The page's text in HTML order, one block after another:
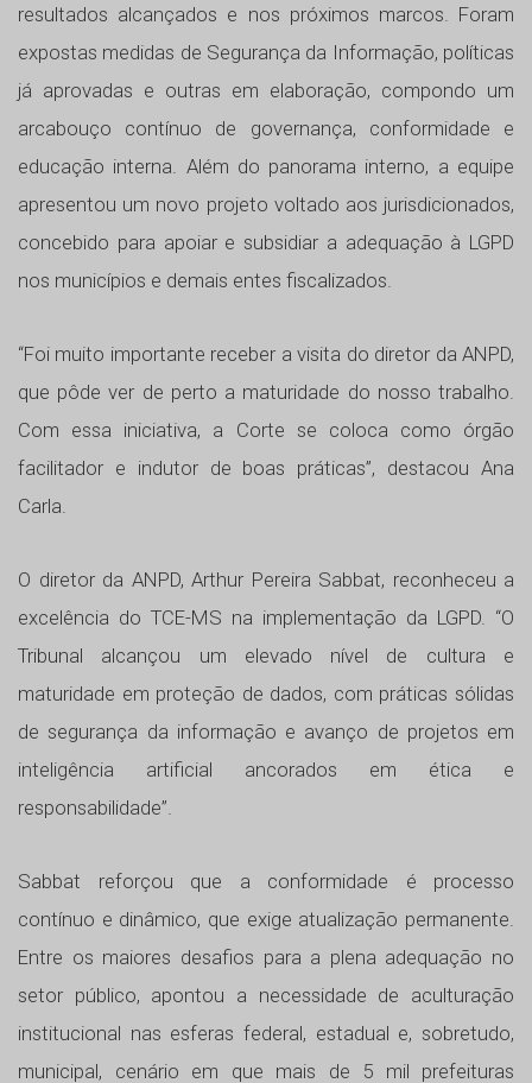
resultados alcançados e nos próximos marcos. Foram
expostas medidas de Segurança da Informação, políticas
já aprovadas e outras em elaboração, compondo um
arcabouço contínuo de governança, conformidade e
educação interna. Além do panorama interno, a equipe
apresentou um novo projeto voltado aos jurisdicionados,
concebido para apoiar e subsidiar a adequação à LGPD
nos municípios e demais entes fiscalizados.
“Foi muito importante receber a visita do diretor da ANPD,
que pôde ver de perto a maturidade do nosso trabalho.
Com essa iniciativa, a Corte se coloca como órgão
facilitador e indutor de boas práticas”, destacou Ana
Carla.
O diretor da ANPD, Arthur Pereira Sabbat, reconheceu a
excelência do TCE-MS na implementação da LGPD. “O
Tribunal alcançou um elevado nível de cultura e
maturidade em proteção de dados, com práticas sólidas
de segurança da informação e avanço de projetos em
inteligência artificial ancorados em ética e
responsabilidade”.
Sabbat reforçou que a conformidade é processo
contínuo e dinâmico, que exige atualização permanente.
Entre os maiores desafios para a plena adequação no
setor público, apontou a necessidade de aculturação
institucional nas esferas federal, estadual e, sobretudo,
municipal, cenário em que mais de 5 mil prefeituras